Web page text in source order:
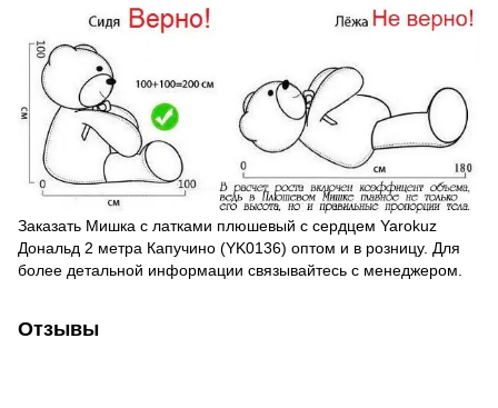
Заказать Мишка с латками плюшевый с сердцем Yarokuz
Дональд 2 метра Капучино (YK0136) оптом и в розницу. Для
более детальной информации связывайтесь с менеджером.
Отзывы